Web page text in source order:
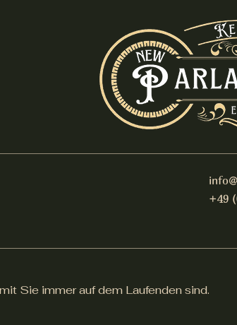
+49
Sie immer auf dem Laufenden sind.